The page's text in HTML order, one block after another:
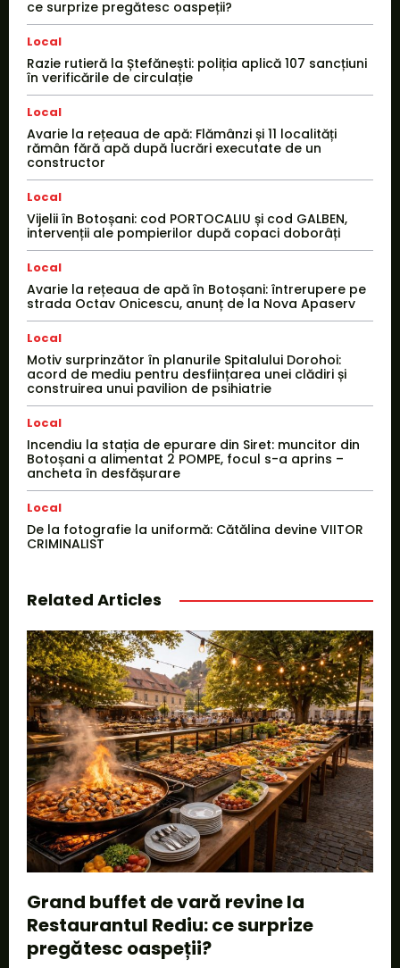
ce surprize pregătesc oaspeții?
Local
Razie rutieră la Ștefănești: poliția aplică 107 sancțiuni
în verificările de circulație
Local
Avarie la rețeaua de apă: Flămânzi și 11 localități
rămân fără apă după lucrări executate de un
constructor
Local
Vijelii în Botoșani: cod PORTOCALIU și cod GALBEN,
intervenții ale pompierilor după copaci doborâți
Local
Avarie la rețeaua de apă în Botoșani: întrerupere pe
strada Octav Onicescu, anunț de la Nova Apaserv
Local
Motiv surprinzător în planurile Spitalului Dorohoi:
acord de mediu pentru desființarea unei clădiri și
construirea unui pavilion de psihiatrie
Local
Incendiu la stația de epurare din Siret: muncitor din
Botoșani a alimentat 2 POMPE, focul s-a aprins –
ancheta în desfășurare
Local
De la fotografie la uniformă: Cătălina devine VIITOR
CRIMINALIST
Related Articles
Grand buffet de vară revine la
Restaurantul Rediu: ce surprize
pregătesc oaspeții?